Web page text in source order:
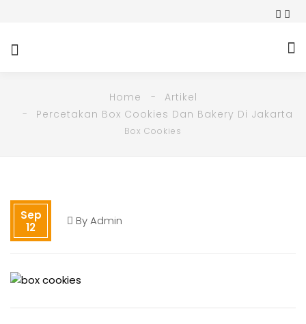
Home
Artikel
Percetakan Box Cookies Dan Bakery Di Jakarta
Box Cookies
Sep
12
ByAdmin